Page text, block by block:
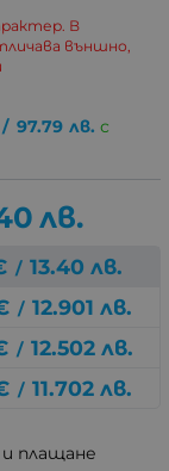
В
външно,
/ 97.79 лв. с
лв.
/ 13.40 лв.
/ 12.901 лв.
/ 12.502 лв.
/ 11.702 лв.
плащане